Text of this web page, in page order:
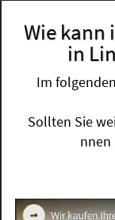
Wie kann
in
Im
Sollten Sie
nnen